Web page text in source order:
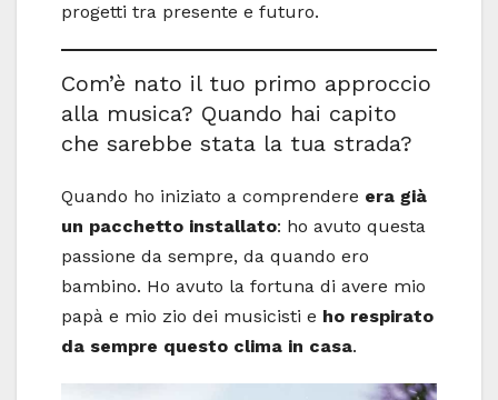
progetti tra presente e futuro.
Com’è nato il tuo primo approccio
alla musica? Quando hai capito
che sarebbe stata la tua strada?
Quando ho iniziato a comprendere era già
un pacchetto installato: ho avuto questa
passione da sempre, da quando ero
bambino. Ho avuto la fortuna di avere mio
papà e mio zio dei musicisti e ho respirato
da sempre questo clima in casa.